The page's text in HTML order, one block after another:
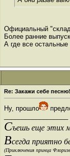
Официальный
Более ранние
А где все
Re: Закажи себе песню!
Ну, прошло
Съешь еще этих
Всегда приятно
(Приключения принца